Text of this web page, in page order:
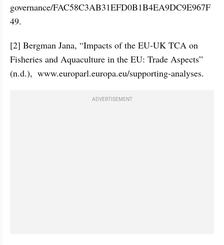
governance/FAC58C3AB31EFD0B1B4EA9DC9E967F
49.
[2] Bergman Jana, “Impacts of the EU-UK TCA on
Fisheries and Aquaculture in the EU: Trade Aspects”
(n.d.),  www.europarl.europa.eu/supporting-analyses.
ADVERTISEMENT